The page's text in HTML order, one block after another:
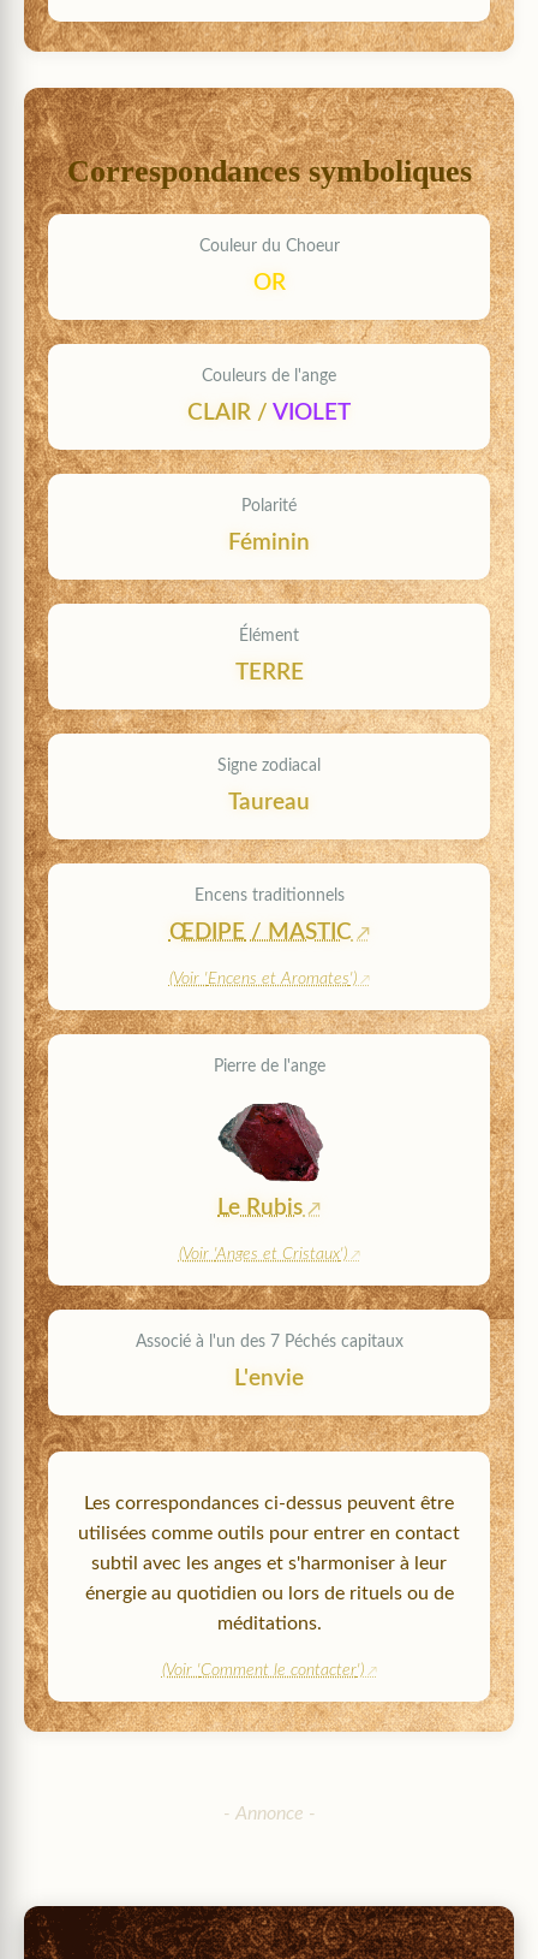
Correspondances symboliques
Couleur du Choeur
OR
Couleurs de l'ange
CLAIR / VIOLET
Polarité
Féminin
Élément
TERRE
Signe zodiacal
Taureau
Encens traditionnels
ŒDIPE/ MASTIC
(Voir 'Encens et Aromates')
Pierre de l'ange
Le Rubis
(Voir 'Anges et Cristaux')
Associé à l'un des 7 Péchés capitaux
L'envie
Les correspondances ci-dessus peuvent être
utilisées comme outils pour entrer en contact
subtil avec les anges et s'harmoniser à leur
énergie au quotidien ou lors de rituels ou de
méditations.
(Voir 'Comment le contacter')